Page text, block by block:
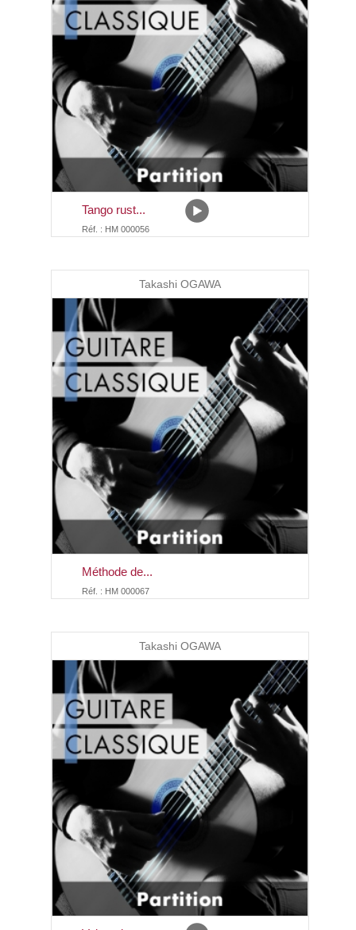
Tango rust...
Réf. : HM 000056
Takashi OGAWA
Méthode de...
Réf. : HM 000067
Takashi OGAWA